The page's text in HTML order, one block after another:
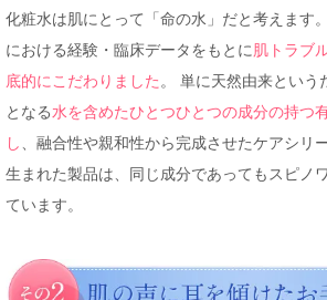
化粧水は肌にとって「命の水」だと考えます
における経験・臨床データをもとに 肌トラブ
底的にこだわりました 。 単に天然由来という
となる水を含めたひとつひとつの成分の持つ
し
、融合性や親和性から完成させたケアシリ
生まれた製品は、同じ成分であってもスピノ
ています。